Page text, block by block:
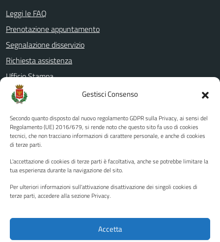
Gestisci Consenso
Secondo quanto disposto dal nuovo regolamento GDPR sulla Privacy, ai sensi del
Regolamento (UE) 2016/679, si rende noto che questo sito fa uso di cookies
tecnici, che non tracciano informazioni di carattere personale, e anche di cookies
di terze parti.
L'accettazione di cookies di terze parti è facoltativa, anche se potrebbe limitare la
tua esperienza durante la navigazione del sito.
Per ulteriori informazioni sull'attivazione disattivazione dei singoli cookies di
terze parti, accedere alla sezione Privacy.
Accetta
Leggi le FAQ
Prenotazione appuntamento
Segnalazione disservizio
Richiesta assistenza
Ufficio Stampa
Amministrazione Trasparente
Albo pretorio
Informativa privacy
Note legali
Piano di miglioramento del sito
Instagram